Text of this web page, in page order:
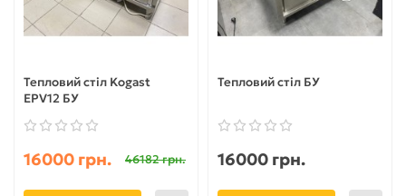
Тепловий стіл Kogast
EPV12 БУ
16000 грн. 46182 грн.
Тепловий стіл БУ
16000 грн.